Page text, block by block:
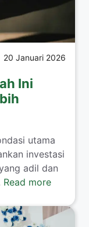
20 Januari 2026
Ini
utama
investasi
adil dan
Read more